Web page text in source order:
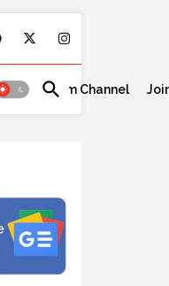
Telegram Channel